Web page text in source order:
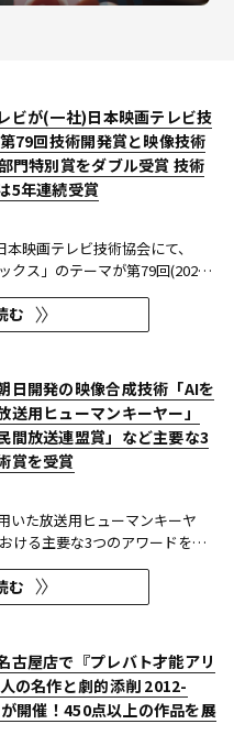
ビが(一社)日本映画テレビ技
79回技術開発賞と映像技術
門特別賞をダブル受賞 技術
5年連続受賞
映画テレビ技術協会にて、
クス」のテーマが第79回(2025
が映像技術賞 DVT(デジタルビ
を発表した。技術開発賞部門
この賞は毎年、放送に関連
む
日開発の映像合成技術「AIを
送用ヒューマンキーヤー」
間放送連盟賞」など主要な3
賞を受賞
いた放送用ヒューマンキーヤ
ける主要な3つのアワードを受
のXR技術を組み合わせたシステ
で高い評価を獲得している。
放送連盟賞 技術部門優...
む
古屋店で『プレバト才能アリ
の名作と劇的添削 2012-
開催！450点以上の作品を展